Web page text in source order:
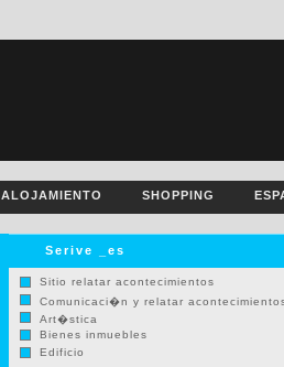
ALOJAMIENTO SHOPPING
Serive _es
Sitio relatar acontecimientos
Comunicaci�n y relatar
Art�stica
Bienes inmuebles
Edificio